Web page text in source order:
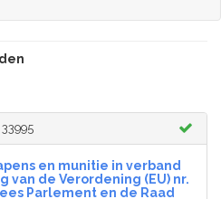
33995
en munitie in verband
de Verordening (EU) nr.
Parlement en de Raad